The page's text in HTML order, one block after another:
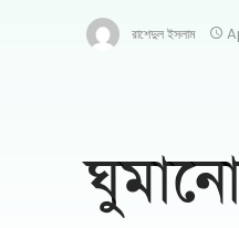
রাশেদুল ইসলাম